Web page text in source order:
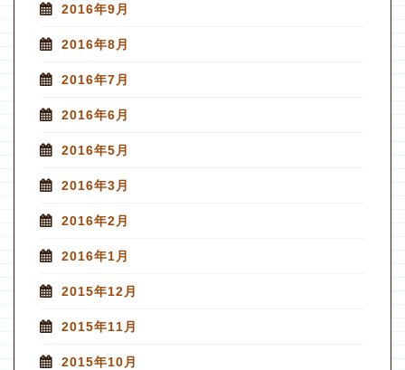
2016年9月
2016年8月
2016年7月
2016年6月
2016年5月
2016年3月
2016年2月
2016年1月
2015年12月
2015年11月
2015年10月